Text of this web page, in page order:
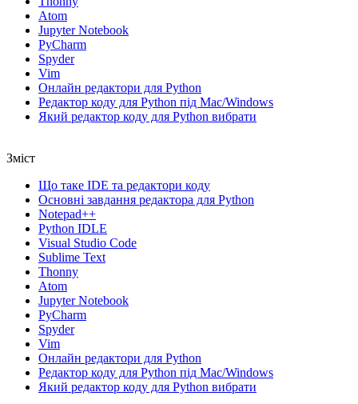
Atom
Jupyter Notebook
PyСharm
Spyder
Vim
Онлайн редактори для Python
Редактор коду для Python під Mac/Windows
Який редактор коду для Python вибрати
Зміст
Що таке IDE та редактори коду
Основні завдання редактора для Python
Notepad++
Python IDLE
Visual Studio Code
Sublime Text
Thonny
Atom
Jupyter Notebook
PyСharm
Spyder
Vim
Онлайн редактори для Python
Редактор коду для Python під Mac/Windows
Який редактор коду для Python вибрати